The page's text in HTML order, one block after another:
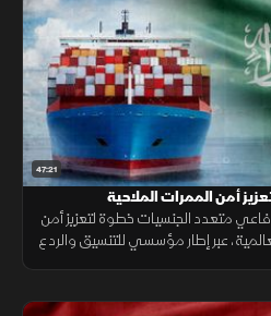
47:21
أمن الممرات الملاحية
متعدد الجنسيات خطوة لتعزيز أمن
عبر إطار مؤسسي للتنسيق والردع